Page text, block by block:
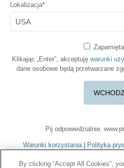
Lokalizacja*
Klikając „Enter”, akceptuję warunki
dane osobowe będą przetwarzane
Pij odpowiedzialnie.
Warunki korzystania Polityka
Wszystkie prawa
By clicking “Accept All Cookies”,